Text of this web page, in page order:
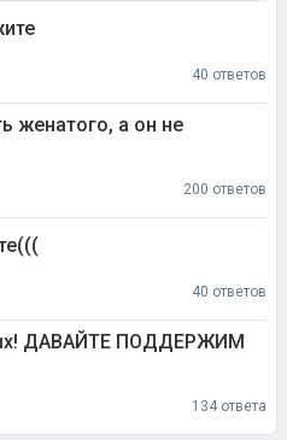
40 ответов
женатого, а он не
200 ответов
40 ответов
ДАВАЙТЕ ПОДДЕРЖИМ
134 ответа